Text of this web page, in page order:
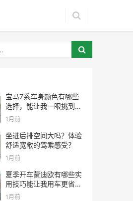
宝马7系车身颜色有哪些
选择，能让我一眼挑到心
仪的？？
1月前
坐进后排空间大吗？体验
舒适宽敞的驾乘感受？
1月前
夏季开车蒙迪欧有哪些实
用技巧能让我用车更省
心？
1月前